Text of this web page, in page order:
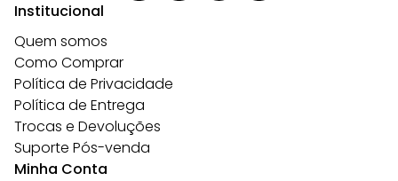
Institucional
Quem somos
Como Comprar
Política de Privacidade
Política de Entrega
Trocas e Devoluções
Suporte Pós-venda
Minha Conta